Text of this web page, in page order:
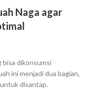
Naga agar
bisa dikonsumsi
ini menjadi dua bagian,
disantap.